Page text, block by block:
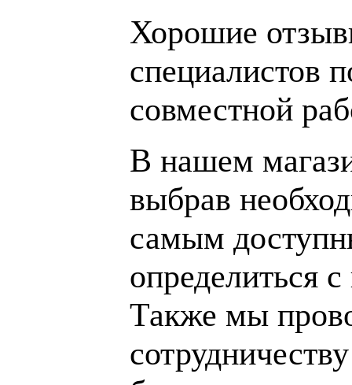
Хорошие
специалистов
совместной
В нашем
выбрав
самым
определиться
Также мы